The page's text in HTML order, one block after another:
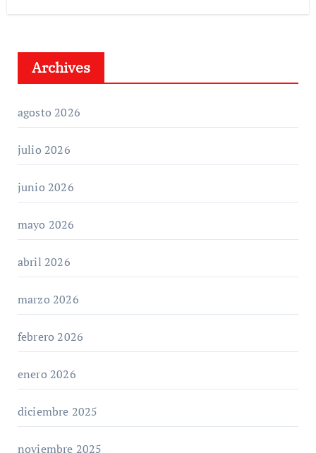
Archives
agosto 2026
julio 2026
junio 2026
mayo 2026
abril 2026
marzo 2026
febrero 2026
enero 2026
diciembre 2025
noviembre 2025